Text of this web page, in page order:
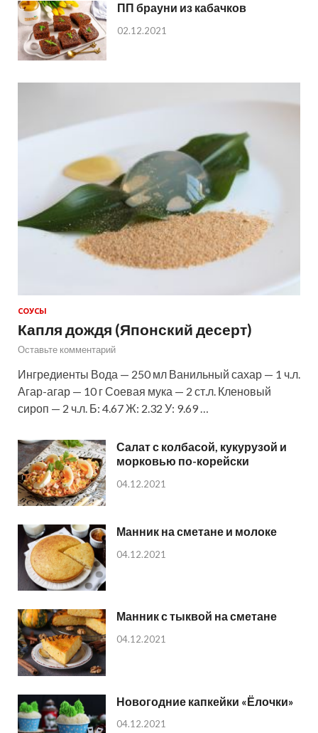
ПП брауни из кабачков
02.12.2021
СОУСЫ
Капля дождя (Японский десерт)
Оставьте комментарий
Ингредиенты Вода — 250 мл Ванильный сахар — 1 ч.л.
Агар-агар — 10 г Соевая мука — 2 ст.л. Кленовый
сироп — 2 ч.л. Б: 4.67 Ж: 2.32 У: 9.69 …
Салат с колбасой, кукурузой и
морковью по-корейски
04.12.2021
Манник на сметане и молоке
04.12.2021
Манник с тыквой на сметане
04.12.2021
Новогодние капкейки «Ёлочки»
04.12.2021